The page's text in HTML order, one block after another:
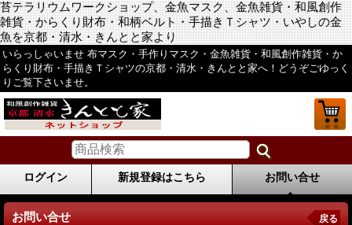
苔テラリウムワークショップ、金魚マスク、金魚雑貨・和風創作
雑貨・からくり財布・和柄ベルト・手描きＴシャツ・いやしの金
魚を京都・清水・きんとと家より
いらっしゃいませ 布マスク・手作りマスク・金魚雑貨・和風創作雑貨・か
らくり財布・手描きＴシャツの京都・清水・きんとと家へ！どうぞごゆっく
りご覧下さいませ。
ログイン 新規登録はこちら お問い合せ
お問い合せ 戻る